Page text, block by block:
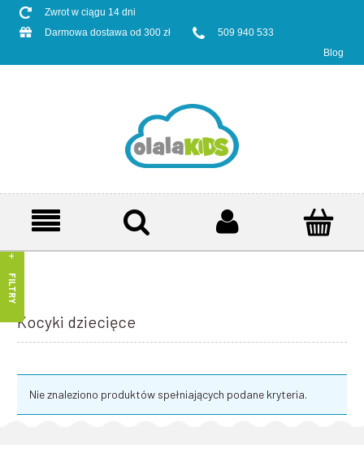
Zwrot w ciągu 14 dni
Darmowa dostawa od 300 zł
509 940 533
Blog
FILTRY
Kocyki dziecięce
Nie znaleziono produktów spełniających podane kryteria.